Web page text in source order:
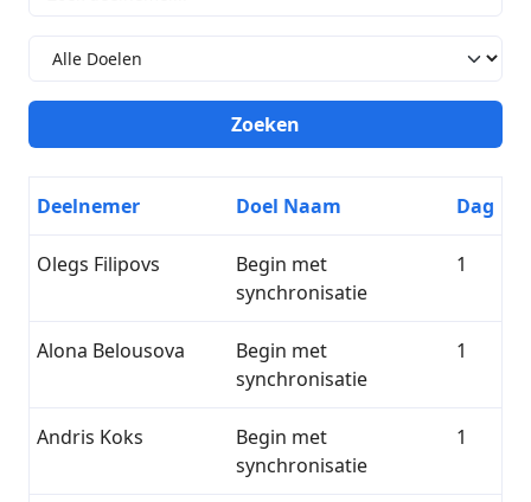
Deelnemer Doel Naam Dag
Olegs Filipovs
Begin met
synchronisatie
1
Alona Belousova
Begin met
synchronisatie
1
Andris Koks
Begin met
synchronisatie
1